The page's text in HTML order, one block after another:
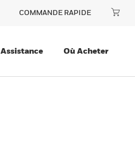
COMMANDE RAPIDE
Assistance Où Acheter